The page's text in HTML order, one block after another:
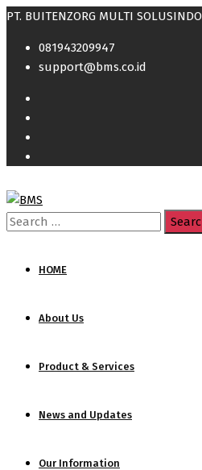
PT. BUITENZORG MULTI SOLUSINDO
081943209947
support@bms.co.id
Search
HOME
About Us
Product & Services
News and Updates
Our Information